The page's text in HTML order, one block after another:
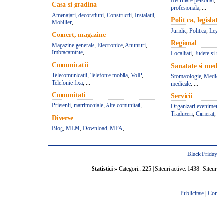
Casa si gradina
Amenajari, decoratiuni, Constructii, Instalatii,
Mobilier, ...
Comert, magazine
Magazine generale, Electronice,Anunturi,
Imbracaminte, ...
Comunicatii
Telecomunicatii, Telefonie mobila, VoIP,
Telefonie fixa, ...
Comunitati
Prietenii, matrimoniale,Alte comunitati, ...
Diverse
Blog, MLM, Download, MFA, ...
profesionala, ...
Politica,
Juridic, Politica,
Regional
Localitati, Judete si
Sanatate si
Stomatologie,
medicale, ...
Servicii
Organizari
Traduceri, Curierat,
Black
Statistici »Categorii: 225 | Siteuri active: 1438 |
Publicitate|